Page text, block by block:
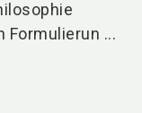
Formulierun ...